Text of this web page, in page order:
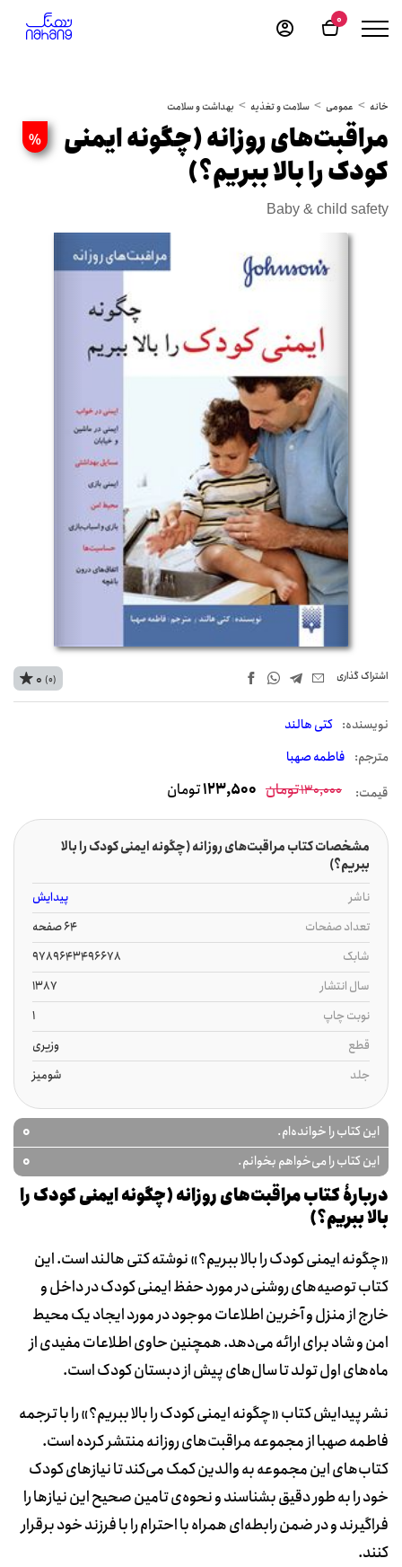
0
خانه عمومی سلامت و تغذیه بهداشت و سلامت
%
مراقبت‌های روزانه (چگونه ایمنی
کودک را بالا ببریم؟)
Baby & child safety
اشتراک‌ گذاری
نويسنده: کتی هالند
مترجم: فاطمه صهبا
0 (0)
قیمت: 130,000تومان 123,500تومان
مشخصات کتاب مراقبت‌های روزانه (چگونه ایمنی کودک را بالا
ببریم؟)
ناشر
پیدایش
تعداد صفحات
64 صفحه
شابک
9789643496678
سال انتشار
1387
نوبت چاپ
1
قطع
وزیری
جلد
شومیز
این کتاب را خوانده‌ام. 0
این کتاب را می‌خواهم بخوانم. 0
دربارۀ کتاب مراقبت‌های روزانه (چگونه ایمنی کودک را
بالا ببریم؟)
«چگونه ایمنی کودک را بالا ببریم؟» نوشته کتی هالند است. این
کتاب توصیه‌های روشنی در مورد حفظ ایمنی کودک در داخل و
خارج از منزل و آخرین اطلاعات موجود در مورد ایجاد یک محیط
امن و شاد برای ارائه می‌دهد. همچنین حاوی اطلاعات مفیدی از
ماه‌های اول تولد تا سال‌های پیش از دبستان کودک است.
نشر پیدایش کتاب «چگونه ایمنی کودک را بالا ببریم؟» را با ترجمه
فاطمه صهبا از مجموعه مراقبت‌های روزانه منتشر کرده است.
کتاب‌های این مجموعه به والدین کمک می‌کند تا نیازهای کودک
خود را به طور دقیق بشناسند و نحوه‌ی تامین صحیح این نیازها را
فراگیرند و در ضمن رابطه‌ای همراه با احترام را با فرزند خود برقرار
کنند.